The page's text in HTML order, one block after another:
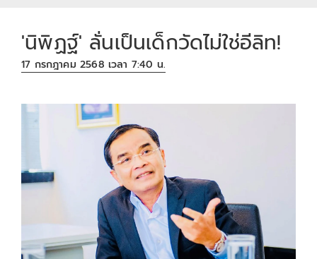
'นิพิฏฐ์' ลั่นเป็นเด็กวัดไม่ใช่อีลิท!
17 กรกฎาคม 2568 เวลา 7:40 น.